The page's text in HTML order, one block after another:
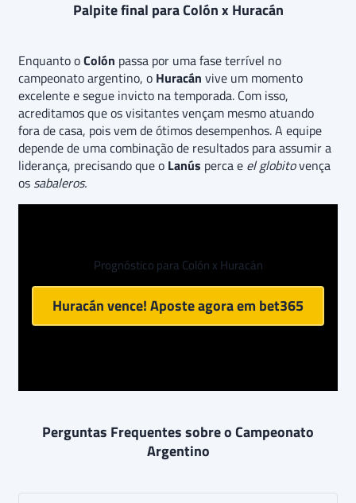
Palpite final para Colón x Huracán
Enquanto oColón passa por uma fase terrível no
campeonato argentino, o Huracán vive um momento
excelente e segue invicto na temporada. Com isso,
acreditamos que os visitantes vençam mesmo atuando
fora de casa, pois vem de ótimos desempenhos. A equipe
depende de uma combinação de resultados para assumir a
liderança, precisando que o Lanús perca e el globitovença
os sabaleros.
Prognóstico para Colón x Huracán
Huracán vence! Aposte agora em bet365
Perguntas Frequentes sobre o Campeonato
Argentino